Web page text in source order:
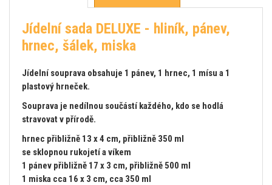
Jídelní sada DELUXE - hliník, pánev,
hrnec, šálek, miska
Jídelní souprava obsahuje 1 pánev, 1 hrnec, 1 mísu a 1
plastový hrneček.
Souprava je nedílnou součástí každého, kdo se hodlá
stravovat v přírodě.
hrnec přibližně 13 x 4 cm, přibližně 350 ml
se sklopnou rukojetí a víkem
1 pánev přibližně 17 x 3 cm, přibližně 500 ml
1 miska cca 16 x 3 cm, cca 350 ml